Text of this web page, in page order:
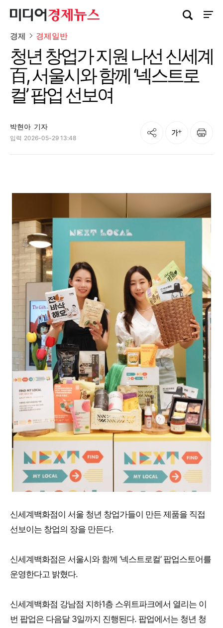
사이
검색창 열기
경제 경제일반
청년 창업가 지원 나선 신세계
百, 서울시와 함께 ‘넥스트로
컬’ 팝업 선보여
박현아 기자
입력 2026-05-29 13:48
공유 글자크기 인쇄
신세계백화점이 서울 청년 창업가들이 만든 제품을 직접
선보이는 창업의 장을 만든다.
신세계백화점은 서울시와 함께 ‘넥스트로컬’ 팝업스토어를
운영한다고 밝혔다.
신세계백화점 강남점 지하1층 스위트파크에서 열리는 이
번 팝업은 다음달 3일까지 진행된다. 팝업에서는 청년 청